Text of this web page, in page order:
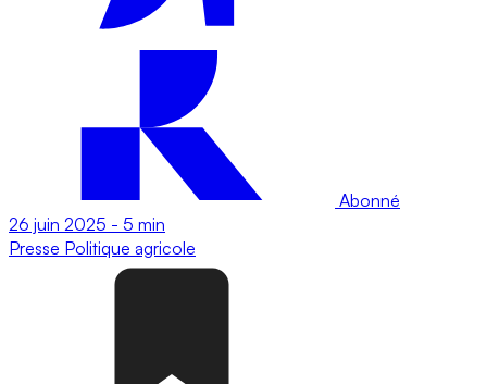
Abonné
26 juin 2025 - 5 min
Presse Politique agricole